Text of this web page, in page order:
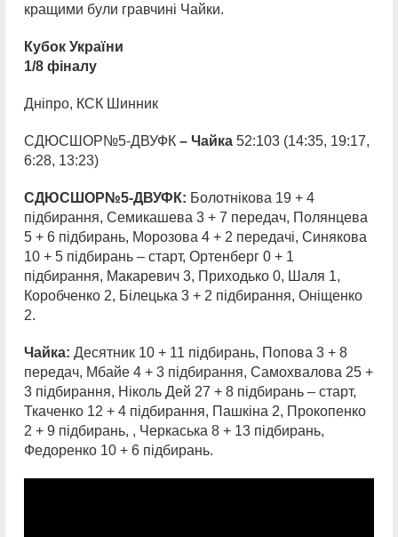
кращими були гравчині Чайки.
Кубок України
1/8 фіналу
Дніпро, КСК Шинник
СДЮСШОР№5-ДВУФК – Чайка 52:103 (14:35, 19:17,
6:28, 13:23)
СДЮСШОР№5-ДВУФК: Болотнікова 19 + 4
підбирання, Семикашева 3 + 7 передач, Полянцева
5 + 6 підбирань, Морозова 4 + 2 передачі, Синякова
10 + 5 підбирань – старт, Ортенберг 0 + 1
підбирання, Макаревич 3, Приходько 0, Шаля 1,
Коробченко 2, Білецька 3 + 2 підбирання, Оніщенко
2.
Чайка: Десятник 10 + 11 підбирань, Попова 3 + 8
передач, Мбайе 4 + 3 підбирання, Самохвалова 25 +
3 підбирання, Ніколь Дей 27 + 8 підбирань – старт,
Ткаченко 12 + 4 підбирання, Пашкіна 2, Прокопенко
2 + 9 підбирань, , Черкаська 8 + 13 підбирань,
Федоренко 10 + 6 підбирань.